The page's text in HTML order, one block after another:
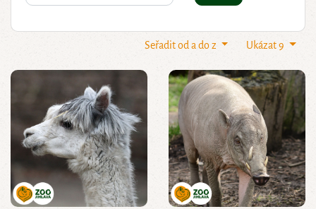
Ukázat 9
Seřadit od a do z